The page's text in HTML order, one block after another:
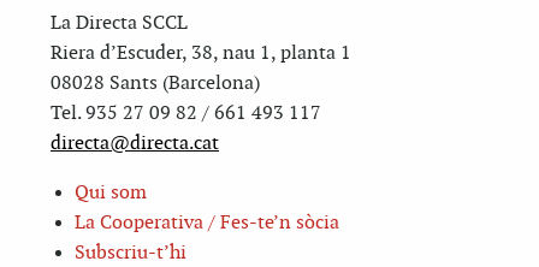
La Directa SCCL
Riera d’Escuder, 38, nau 1, planta 1
08028 Sants (Barcelona)
Tel. 935 27 09 82 / 661 493 117
directa@directa.cat
Qui som
La Cooperativa / Fes-te’n sòcia
Subscriu-t’hi